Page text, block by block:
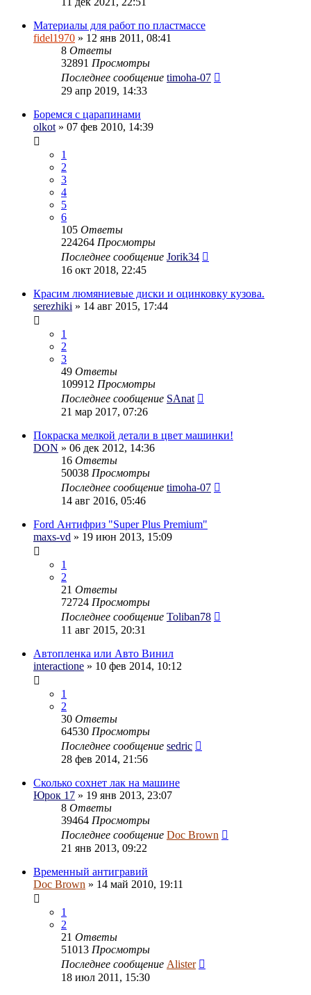
Материалы для работ по пластмассе
fidel1970 » 12 янв 2011, 08:41
8 Ответы
32891 Просмотры
Последнее сообщение timoha-07
29 апр 2019, 14:33
Боремся с царапинами
olkot » 07 фев 2010, 14:39
1
2
3
4
5
6
105 Ответы
224264 Просмотры
Последнее сообщение Jorik34
16 окт 2018, 22:45
Красим люмяниевые диски и оцинковку кузова.
serezhiki » 14 авг 2015, 17:44
1
2
3
49 Ответы
109912 Просмотры
Последнее сообщение SAnat
21 мар 2017, 07:26
Покраска мелкой детали в цвет машинки!
DON » 06 дек 2012, 14:36
16 Ответы
50038 Просмотры
Последнее сообщение timoha-07
14 авг 2016, 05:46
Ford Антифриз "Super Plus Premium"
maxs-vd » 19 июн 2013, 15:09
1
2
21 Ответы
72724 Просмотры
Последнее сообщение Toliban78
11 авг 2015, 20:31
Автопленка или Авто Винил
interactione » 10 фев 2014, 10:12
1
2
30 Ответы
64530 Просмотры
Последнее сообщение sedric
28 фев 2014, 21:56
Сколько сохнет лак на машине
Юрок 17 » 19 янв 2013, 23:07
8 Ответы
39464 Просмотры
Последнее сообщение Doc Brown
21 янв 2013, 09:22
Временный антигравий
Doc Brown » 14 май 2010, 19:11
1
2
21 Ответы
51013 Просмотры
Последнее сообщение Alister
18 июл 2011, 15:30